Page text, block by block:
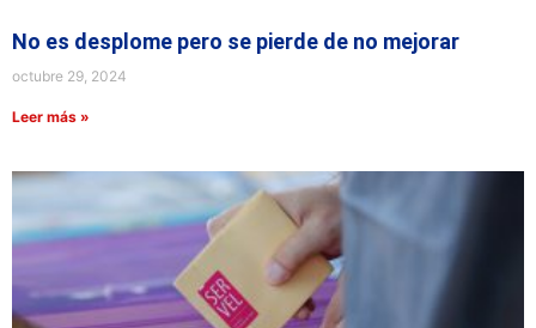
No es desplome pero se pierde de no mejorar
octubre 29, 2024
Leer más »